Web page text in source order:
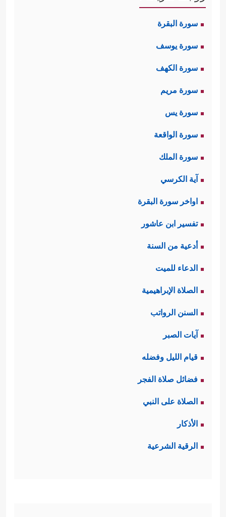
سورة البقرة
سورة يوسف
سورة الكهف
سورة مريم
سورة يس
سورة الواقعة
سورة الملك
آية الكرسي
اواخر سورة البقرة
تفسير ابن عاشور
أدعية من السنة
الدعاء للميت
الصلاة الإبراهيمية
السنن الرواتب
آيات الصبر
قيام الليل وفضله
فضائل صلاة الفجر
الصلاة على النبي
الأذكار
الرقية الشرعية